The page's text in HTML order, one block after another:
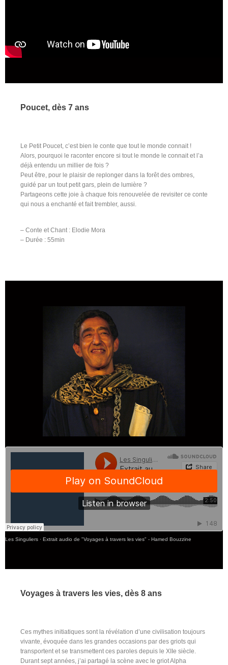
Poucet, dès 7 ans
Le Petit Poucet, c’est bien le conte que tout le monde connait !
Alors, pourquoi le raconter encore si tout le monde le connait et l’a
déjà entendu un millier de fois ?
Peut être, pour le plaisir de replonger dans la forêt des ombres,
guidé par un tout petit gars, plein de lumière ?
Partageons cette joie à chaque fois renouvelée de revisiter ce conte
qui nous a enchanté et fait trembler, aussi.
– Conte et Chant : Elodie Mora
– Durée : 55min
Voyages à travers les vies, dès 8 ans
Ces mythes initiatiques sont la révélation d’une civilisation toujours
vivante, évoquée dans les grandes occasions par des griots qui
transportent et se transmettent ces paroles depuis le XIIe siècle.
Durant sept années, j’ai partagé la scène avec le griot Alpha
Les Singuliers · Extrait audio de "Voyages à travers les vies" - Hamed Bouzzine